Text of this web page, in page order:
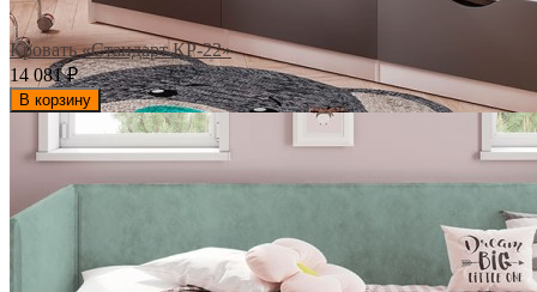
Кровать «Стандарт КР-22»
14 081₽
В корзину